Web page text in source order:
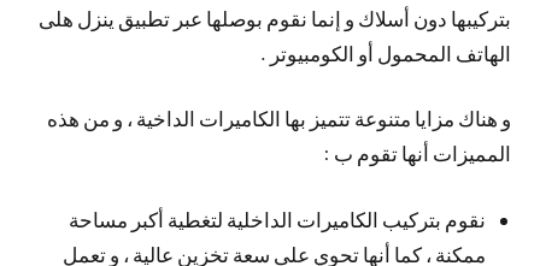
بتركيبها دون أسلاك و إنما نقوم بوصلها عبر تطبيق ينزل هلى
الهاتف المحمول أو الكومبيوتر .
و هناك مزايا متنوعة تتميز بها الكاميرات الداخية ، و من هذه
المميزات أنها تقوم ب :
نقوم بتركيب الكاميرات الداخلية لتغطية أكبر مساحة
ممكنة ، كما أنها تحوي على سعة تخزين عالية ، و تعمل